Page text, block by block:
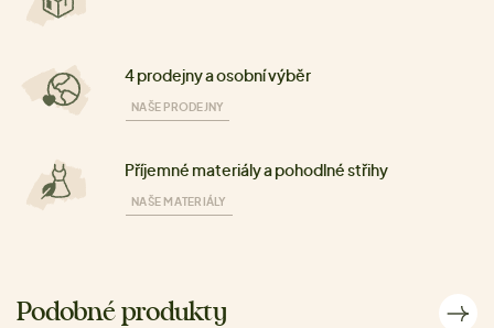
4 prodejny a osobní výběr
NAŠE PRODEJNY
Příjemné materiály a pohodlné střihy
NAŠE MATERIÁLY
Podobné produkty